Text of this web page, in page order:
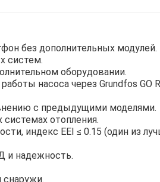
без дополнительных модулей.
систем.
оборудовании.
насоса через Grundfos GO
с предыдущими моделями.
отопления.
индекс EEI ≤ 0.15 (один из
и надежность.
снаружи.